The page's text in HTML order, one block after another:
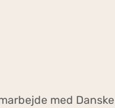
med Danske